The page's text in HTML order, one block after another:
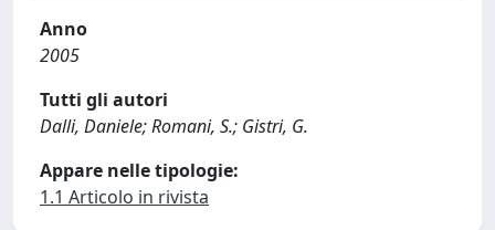
Anno
2005
Tutti gli autori
Dalli, Daniele; Romani, S.; Gistri, G.
Appare nelle tipologie:
1.1 Articolo in rivista